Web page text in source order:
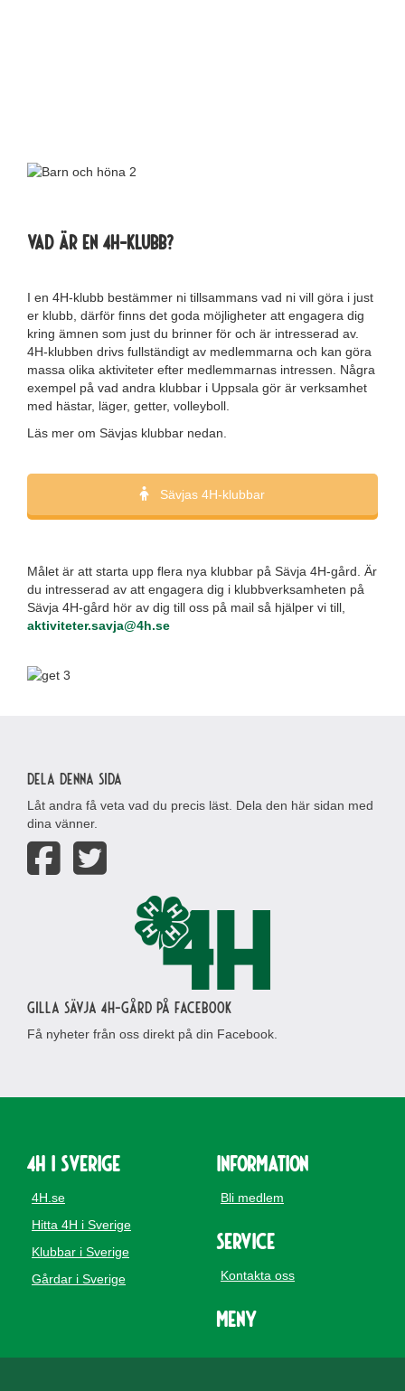
Vad är en 4H-klubb?
I en 4H-klubb bestämmer ni tillsammans vad ni vill göra i just
er klubb, därför finns det goda möjligheter att engagera dig
kring ämnen som just du brinner för och är intresserad av.
4H-klubben drivs fullständigt av medlemmarna och kan göra
massa olika aktiviteter efter medlemmarnas intressen. Några
exempel på vad andra klubbar i Uppsala gör är verksamhet
med hästar, läger, getter, volleyboll.
Läs mer om Sävjas klubbar nedan.
Sävjas 4H-klubbar
Målet är att starta upp flera nya klubbar på Sävja 4H-gård. Är
du intresserad av att engagera dig i klubbverksamheten på
Sävja 4H-gård hör av dig till oss på mail så hjälper vi till,
aktiviteter.savja@4h.se
Dela denna sida
Låt andra få veta vad du precis läst. Dela den här sidan med
dina vänner.
Gilla Sävja 4H-gård på Facebook
Få nyheter från oss direkt på din Facebook.
4H i Sverige
4H.se
Hitta 4H i Sverige
Klubbar i Sverige
Gårdar i Sverige
Information
Bli medlem
Service
Kontakta oss
Meny